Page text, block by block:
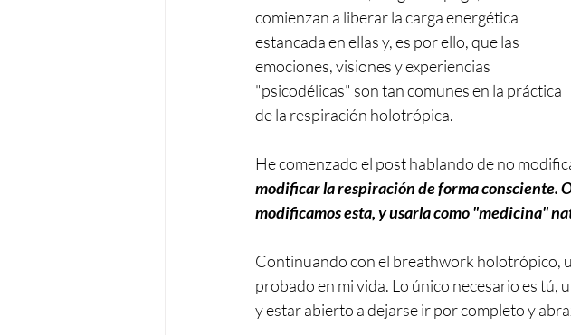
comienzan a liberar la carga energética
estancada en ellas y, es por ello, que las
emociones, visiones y experiencias
"psicodélicas" son tan comunes en la práctica
de la respiración holotrópica.
He comenzado el post hablando de no
modificar la respiración de forma consciente.
modificamos esta, y usarla como "medicina"
Continuando con el breathwork holotrópico,
probado en mi vida. Lo único necesario es
y estar abierto a dejarse ir por completo y